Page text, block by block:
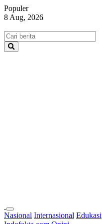
Populer
8 Aug, 2026
Nasional Internasional Edukasi